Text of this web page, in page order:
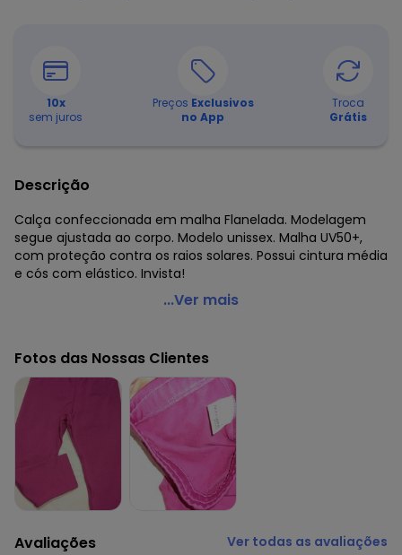
10x
sem juros
Preços Exclusivos
no App
Troca
Grátis
Descrição
Calça confeccionada em malha Flanelada. Modelagem
segue ajustada ao corpo. Modelo unissex. Malha UV50+,
com proteção contra os raios solares. Possui cintura média
e cós com elástico. Invista!
Malwee Kids - Calça Flanelada em Uv50+ Unissex Azul
Fornecedor: MALWEE MALHAS LTDA / CNPJ 84.429.737/0001-
14
Feito: Brasil
Cuidados para conservação do produto: Temperatura
máxima de lavagem 30C. Não alvejar. Não passar sobre a
estampa.
Tecido: Malha Flanelada
Composição: 90% POLIÉSTER / 10% ELASTANO
...Ver mais
Fotos das Nossas Clientes
Avaliações Ver todas as avaliações